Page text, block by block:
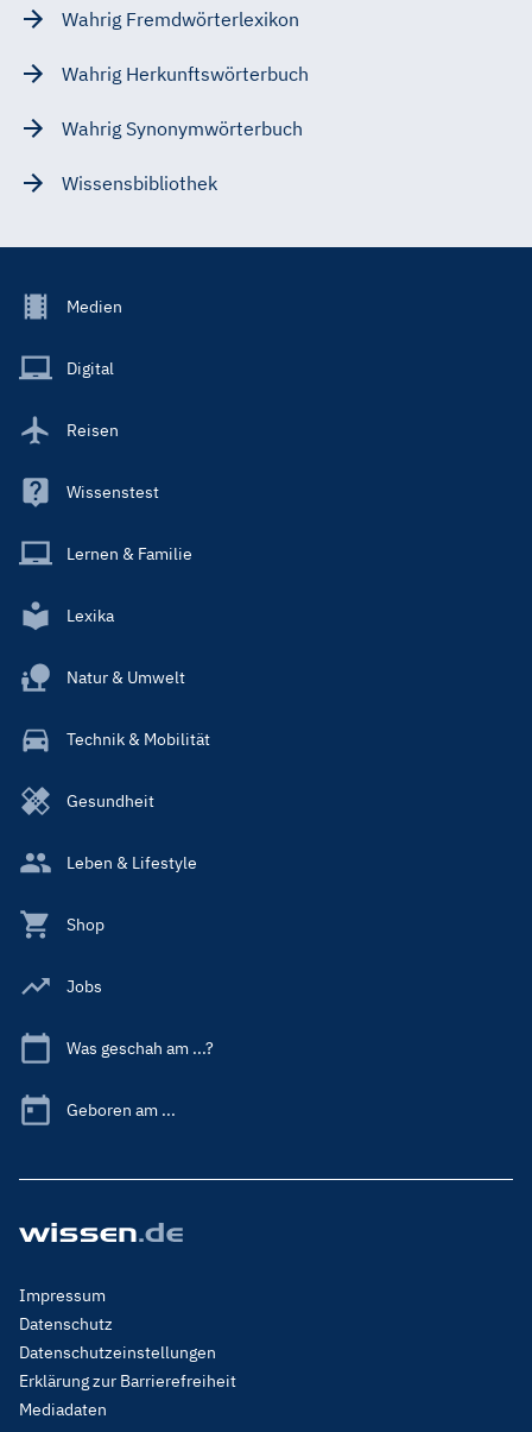
Wahrig Fremdwörterlexikon
Wahrig Herkunftswörterbuch
Wahrig Synonymwörterbuch
Wissensbibliothek
Footer
Main
Medien
Digital
Reisen
Wissenstest
Lernen & Familie
Lexika
Natur & Umwelt
Technik & Mobilität
Gesundheit
Leben & Lifestyle
Shop
Jobs
Was geschah am ...?
Geboren am ...
Footer
Menu
Legal
Impressum
Datenschutz
Datenschutzeinstellungen
Erklärung zur Barrierefreiheit
Mediadaten